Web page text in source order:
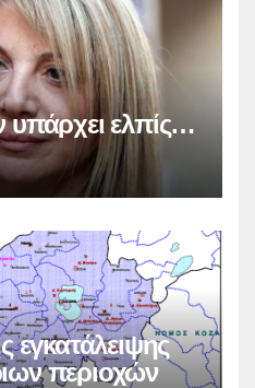
ελπίς…
εγκατάλειψης
περιοχών